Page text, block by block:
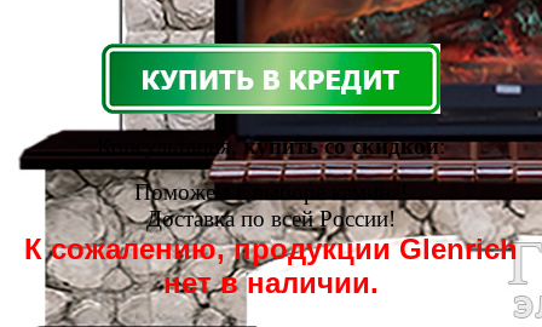
Консультация,купить со скидкой:
Поможем в выборе камина!
Доставка по всей России!
К сожалению, продукции Glenrich
нет в наличии.